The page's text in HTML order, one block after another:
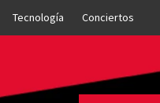
Tecnología Conciertos